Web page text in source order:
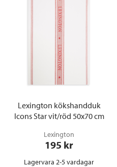
Lexington kökshandduk
Icons Star vit/röd 50x70 cm
Lexington
195 kr
Lagervara 2-5 vardagar